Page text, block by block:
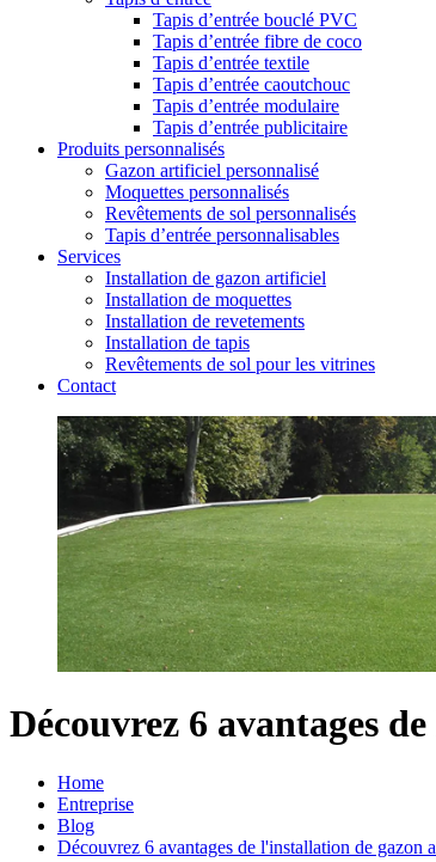
Tapis d’entrée bouclé PVC
Tapis d’entrée fibre de coco
Tapis d’entrée textile
Tapis d’entrée caoutchouc
Tapis d’entrée modulaire
Tapis d’entrée publicitaire
Produits personnalisés
Gazon artificiel personnalisé
Moquettes personnalisés
Revêtements de sol personnalisés
Tapis d’entrée personnalisables
Services
Installation de gazon artificiel
Installation de moquettes
Installation de revetements
Installation de tapis
Revêtements de sol pour les vitrines
Contact
Découvrez 6 avantages
Home
Entreprise
Blog
Découvrez 6 avantages de l'installation de gazon